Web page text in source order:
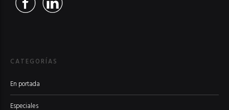
CATEGORÍAS
En portada
Especiales